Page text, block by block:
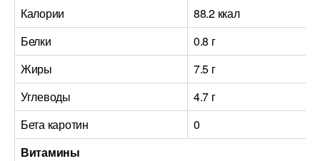
Калории
88.2 ккал
Белки
0.8 г
Жиры
7.5 г
Углеводы
4.7 г
Бета каротин
0
Витамины